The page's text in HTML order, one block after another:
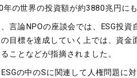
年の世界の投資額が約3880兆円に
言論NPOの座談会では、ESG投資
目標を達成していく上では、資
ことなどが指摘されました。
の中のSに関連して人権問題に